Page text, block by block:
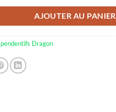
AJOUTER AU PANIER
Dragon